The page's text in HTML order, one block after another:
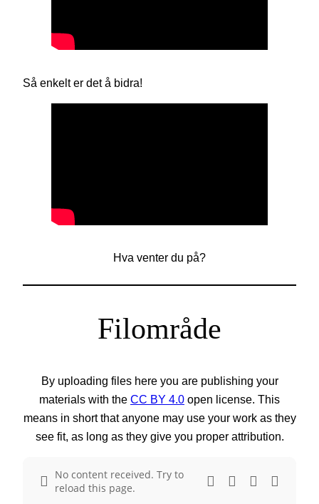
Så enkelt er det å bidra!
Hva venter du på?
Filområde
By uploading files here you are publishing your
materials with the CC BY 4.0 open license. This
means in short that anyone may use your work as they
see fit, as long as they give you proper attribution.
No content received. Try to
reload this page.